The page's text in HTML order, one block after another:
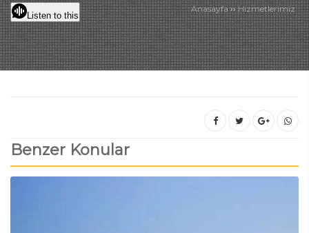
Anasayfa ››Hizmetlerimiz
Listen to this
Benzer Konular